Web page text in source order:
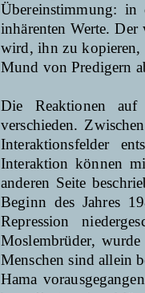
Übereinstimmung:
inhärenten Werte.
wird, ihn zu kopieren,
Mund von Predigern
Die Reaktionen
verschieden.
Interaktionsfelder
Interaktion können
anderen Seite
Beginn des Jahres
Repression
Moslembrüder,
Menschen sind allein
Hama